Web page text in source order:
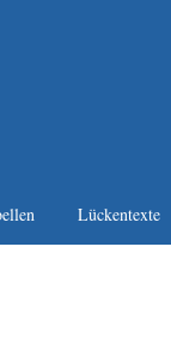
Lückentexte